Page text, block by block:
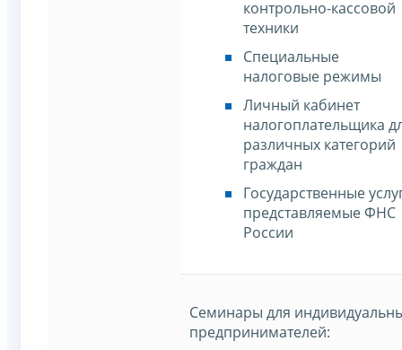
контрольно-кассовой
техники
Специальные
налоговые режимы
Личный кабинет
налогоплательщика
различных категорий
граждан
Государственные
представляемые ФНС
России
Семинары для
предпринимателей: